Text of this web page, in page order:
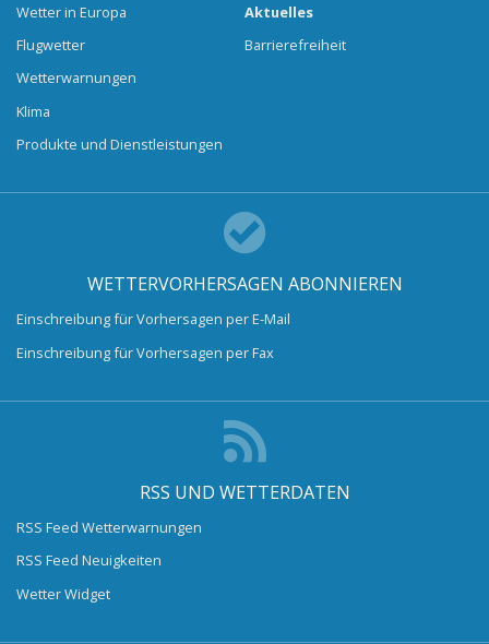
Wetter in Europa
Flugwetter
Wetterwarnungen
Klima
Produkte und Dienstleistungen
Aktuelles
Barrierefreiheit
WETTERVORHERSAGEN ABONNIEREN
Einschreibung für Vorhersagen per E-Mail
Einschreibung für Vorhersagen per Fax
RSS UND WETTERDATEN
RSS Feed Wetterwarnungen
RSS Feed Neuigkeiten
Wetter Widget